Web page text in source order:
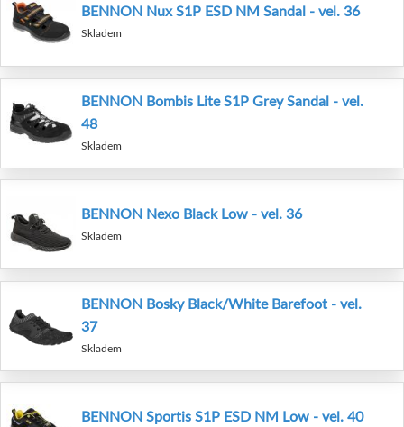
BENNON Nux S1P ESD NM Sandal - vel. 36
Skladem
BENNON Bombis Lite S1P Grey Sandal - vel.
48
Skladem
BENNON Nexo Black Low - vel. 36
Skladem
BENNON Bosky Black/White Barefoot - vel.
37
Skladem
BENNON Sportis S1P ESD NM Low - vel. 40